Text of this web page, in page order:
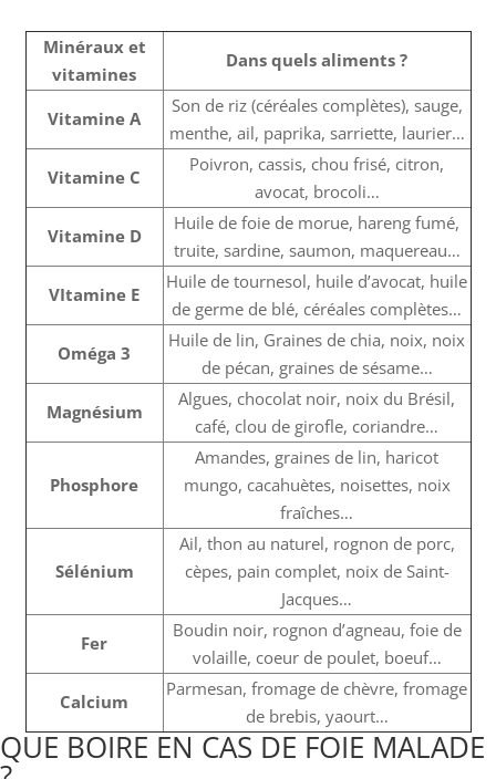
Minéraux et
vitamines
Dans quels aliments ?
Vitamine A
Son de riz (céréales complètes), sauge,
menthe, ail, paprika, sarriette, laurier…
Vitamine C
Poivron, cassis, chou frisé, citron,
avocat, brocoli…
Vitamine D
Huile de foie de morue, hareng fumé,
truite, sardine, saumon, maquereau…
VItamine E
Huile de tournesol, huile d’avocat, huile
de germe de blé, céréales complètes…
Oméga 3
Huile de lin, Graines de chia, noix, noix
de pécan, graines de sésame…
Magnésium
Algues, chocolat noir, noix du Brésil,
café, clou de girofle, coriandre…
Phosphore
Amandes, graines de lin, haricot
mungo, cacahuètes, noisettes, noix
fraîches…
Sélénium
Ail, thon au naturel, rognon de porc,
cèpes, pain complet, noix de Saint-
Jacques…
Fer
Boudin noir, rognon d’agneau, foie de
volaille, coeur de poulet, boeuf…
Calcium
Parmesan, fromage de chèvre, fromage
de brebis, yaourt…
QUE BOIRE EN CAS DE FOIE MALADE